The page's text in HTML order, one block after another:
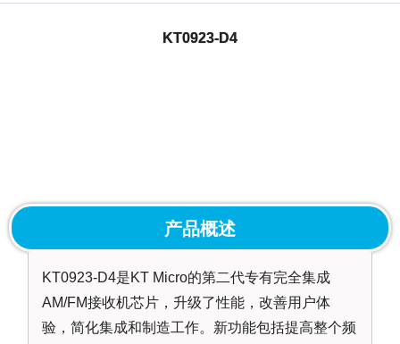
KT0923-D4
产品概述
KT0923-D4是KT Micro的第二代专有完全集成
AM/FM接收机芯片，升级了性能，改善用户体
验，简化集成和制造工作。新功能包括提高整个频